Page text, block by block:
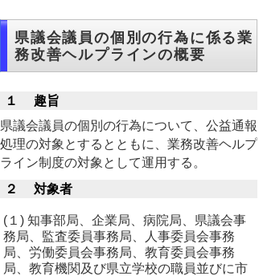
県議会議員の個別の行為に係る業
務改善ヘルプラインの概要
１ 趣旨
県議会議員の個別の行為について、公益通報
処理の対象とするとともに、業務改善ヘルプ
ライン制度の対象として運用する。
２ 対象者
(１) 知事部局、企業局、病院局、県議会事
務局、監査委員事務局、人事委員会事務
局、労働委員会事務局、教育委員会事務
局、教育機関及び県立学校の職員並びに市